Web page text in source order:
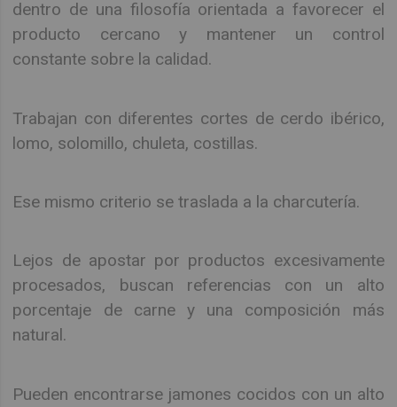
dentro de una filosofía orientada a favorecer el
producto cercano y mantener un control
constante sobre la calidad.
Trabajan con diferentes cortes de cerdo ibérico,
lomo, solomillo, chuleta, costillas.
Ese mismo criterio se traslada a la charcutería.
Lejos de apostar por productos excesivamente
procesados, buscan referencias con un alto
porcentaje de carne y una composición más
natural.
Pueden encontrarse jamones cocidos con un alto